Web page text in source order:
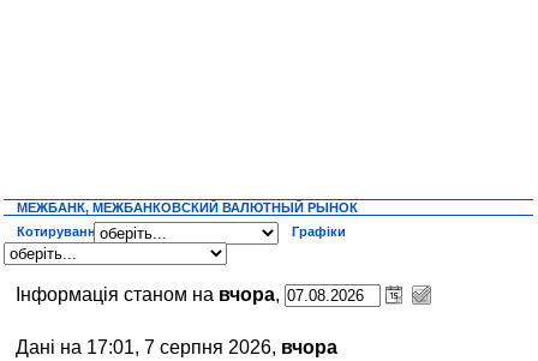
МЕЖБАНК, МЕЖБАНКОВСКИЙ ВАЛЮТНЫЙ РЫНОК
Котирування
Графіки
Інформація станом на вчора,
Дані на 17:01, 7 серпня 2026, вчора